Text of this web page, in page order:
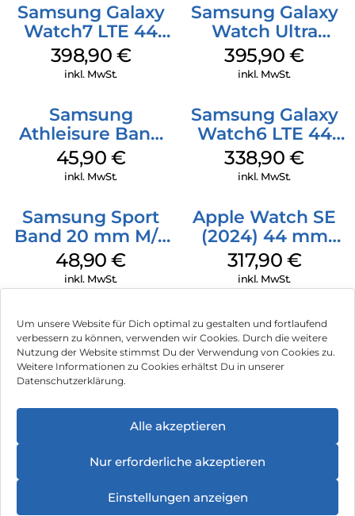
Um unsere Website für Dich optimal zu gestalten und fortlaufend
verbessern zu können, verwenden wir Cookies. Durch die weitere
Nutzung der Website stimmst Du der Verwendung von Cookies zu.
Weitere Informationen zu Cookies erhältst Du in unserer
Datenschutzerklärung.
Alle akzeptieren
Nur erforderliche akzeptieren
Einstellungen anzeigen
Samsung Galaxy
Watch7 LTE 44
mm Silver
398,90 €
inkl. MwSt.
Samsung Galaxy
Watch Ultra
Titanium White
395,90€
inkl. MwSt.
Samsung
Athleisure Band
S/M Galaxy
Watch7 Cream
45,90 €
inkl. MwSt.
Samsung Galaxy
Watch6 LTE 44
mm Graphite
338,90€
inkl. MwSt.
Samsung Sport
Band 20 mm M/L
Galaxy Watch
Series Silber
48,90€
inkl. MwSt.
Apple Watch SE
(2024) 44 mm
GPS + Cellular
(Sportarmband
Mitternacht M/L)
317,90 €
inkl. MwSt.
Impressum
Hinweis zur Batterieentsorgung
Newsletter